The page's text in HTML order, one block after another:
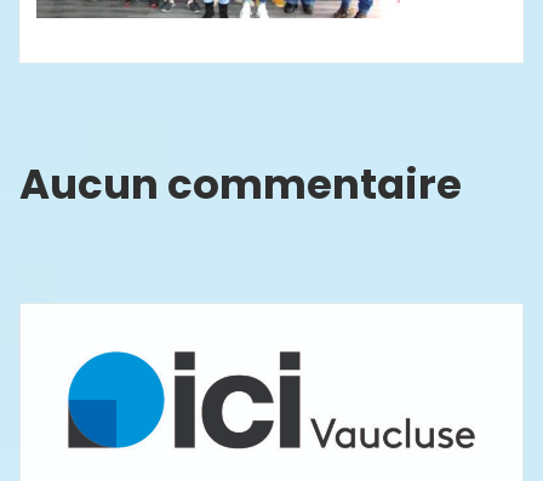
Aucun commentaire